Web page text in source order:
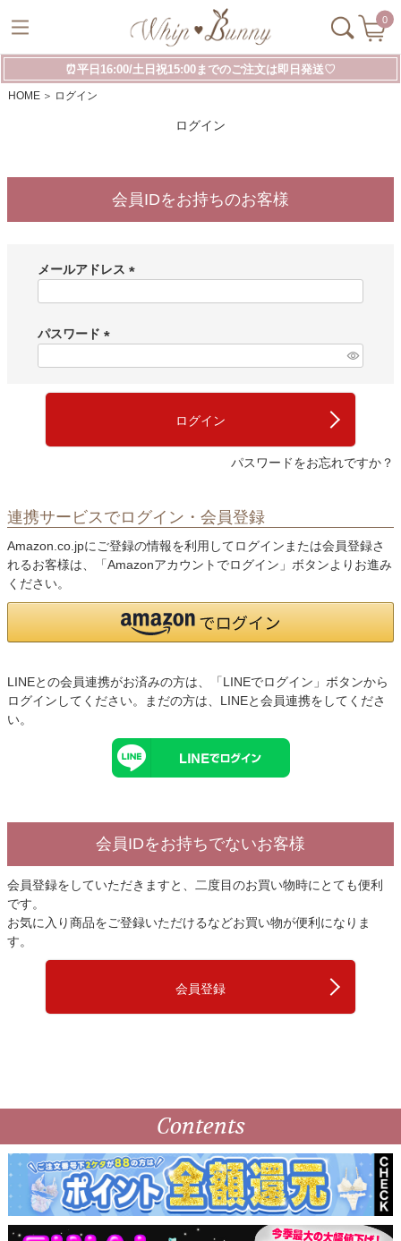
0
⏰平日16:00/土日祝15:00までのご注文は即日発送♡
HOME ログイン
ログイン
会員IDをお持ちのお客様
メールアドレス
)
パスワード
須
ログイン
パスワードをお忘れですか？
連携サービスでログイン・会員登録
Amazon.co.jpにご登録の情報を利用してログインまたは会員登録さ
れるお客様は、「Amazonアカウントでログイン」ボタンよりお進み
ください。
LINEとの会員連携がお済みの方は、「LINEでログイン」ボタンから
ログインしてください。まだの方は、 LINEと会員連携をしてくださ
い。
会員IDをお持ちでないお客様
会員登録をしていただきますと、二度目のお買い物時にとても便利
です。
お気に入り商品をご登録いただけるなどお買い物が便利になりま
す。
会員登録
Contents